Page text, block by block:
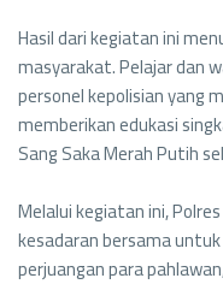
Hasil dari kegiatan ini
masyarakat. Pelajar dan
personel kepolisian yang
memberikan edukasi
Sang Saka Merah Putih
Melalui kegiatan ini,
kesadaran bersama
perjuangan para